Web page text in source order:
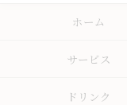
ホーム
サービス
ドリンク